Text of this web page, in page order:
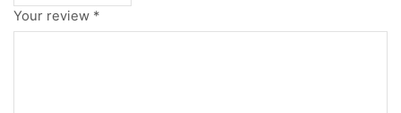
Your review *